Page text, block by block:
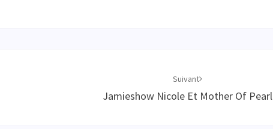
Suivant
Jamieshow Nicole Et Mother Of Pearl